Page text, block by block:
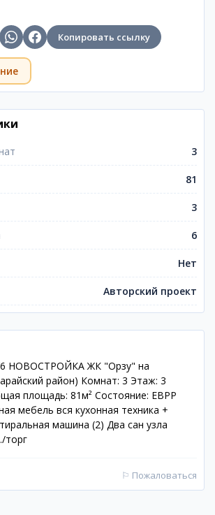
Копировать ссылку
3
81
3
6
Нет
Авторский проект
НОВОСТРОЙКА ЖК "Орзу" на
район) Комнат: 3 Этаж: 3
площадь: 81м² Состояние: ЕВРР
мебель вся кухонная техника +
машина (2) Два сан узла
торг
⚐ Пожаловаться